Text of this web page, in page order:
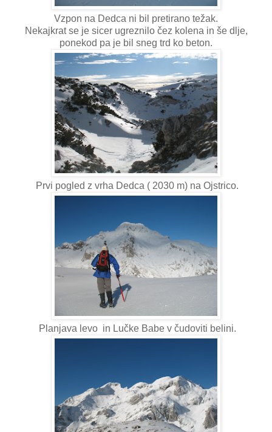
Vzpon na Dedca ni bil pretirano težak.
Nekajkrat se je sicer ugreznilo čez kolena in še dlje,
ponekod pa je bil sneg trd ko beton.
Prvi pogled z vrha Dedca ( 2030 m) na Ojstrico.
Planjava levo in Lučke Babe v čudoviti belini.